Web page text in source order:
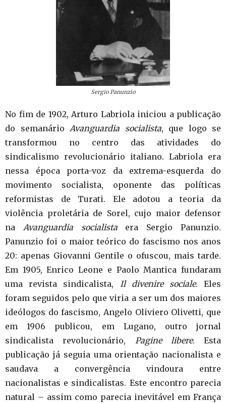
Sergio Panunzio
No fim de 1902, Arturo Labriola iniciou a publicação
do semanário Avanguardia socialista, que logo se
transformou no centro das atividades do
sindicalismo revolucionário italiano. Labriola era
nessa época porta-voz da extrema-esquerda do
movimento socialista, oponente das políticas
reformistas de Turati. Ele adotou a teoria da
violência proletária de Sorel, cujo maior defensor
na Avanguardia socialistaera Sergio Panunzio.
Panunzio foi o maior teórico do fascismo nos anos
20: apenas Giovanni Gentile o ofuscou, mais tarde.
Em 1905, Enrico Leone e Paolo Mantica fundaram
uma revista sindicalista, Il divenire sociale. Eles
foram seguidos pelo que viria a ser um dos maiores
ideólogos do fascismo, Angelo Oliviero Olivetti, que
em 1906 publicou, em Lugano, outro jornal
sindicalista revolucionário, Pagine libere. Esta
publicação já seguia uma orientação nacionalista e
saudava a convergência vindoura entre
nacionalistas e sindicalistas. Este encontro parecia
natural – assim como parecia inevitável em França